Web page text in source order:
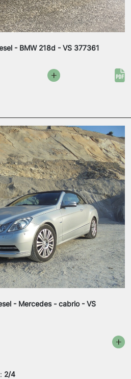
- BMW 218d - VS 377361
- Mercedes - cabrio - VS
: 2/4